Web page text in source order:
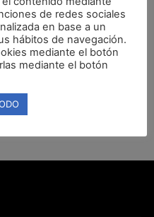
si quieres estar al día
y contenidos para
y profesional.
de redes sociales
en base a un
hábitos de navegación.
mediante el botón
mediante el botón